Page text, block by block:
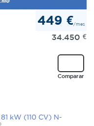
449 €/mes
34.450 €
Comparar